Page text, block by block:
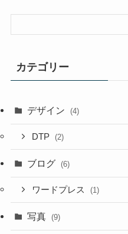
カテゴリー
デザイン (4)
DTP (2)
ブログ (6)
ワードプレス (1)
写真 (9)